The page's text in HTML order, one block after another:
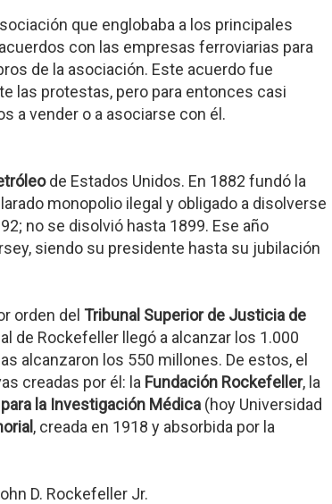
que englobaba a los principales
con las empresas ferroviarias para
de la asociación. Este acuerdo fue
las protestas, pero para entonces casi
a vender o a asociarse con él.
de Estados Unidos. En 1882 fundó la
monopolio ilegal y obligado a disolverse
no se disolvió hasta 1899. Ese año
siendo su presidente hasta su jubilación
orden del Tribunal Superior de Justicia de
de Rockefeller llegó a alcanzar los 1.000
alcanzaron los 550 millones. De estos, el
creadas por él: la Fundación Rockefeller, la
la Investigación Médica (hoy Universidad
, creada en 1918 y absorbida por la
D. Rockefeller Jr.